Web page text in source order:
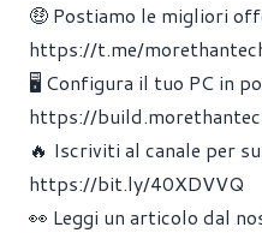
🤑 Postiamo le migliori
https://t.me/
🖥 Configura il tuo PC in
https://
🔥 Iscriviti al canale per
https://bit.ly/40XDVVQ
👀 Leggi un articolo dal